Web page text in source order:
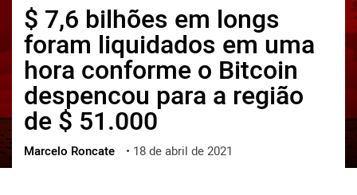
中文
русский
한국어
العربية
ไทย
ქართული
$ 7,6 bilhões em longs
foram liquidados em uma
hora conforme o Bitcoin
despencou para a região
de $ 51.000
Marcelo Roncate • 18 de abril de 2021